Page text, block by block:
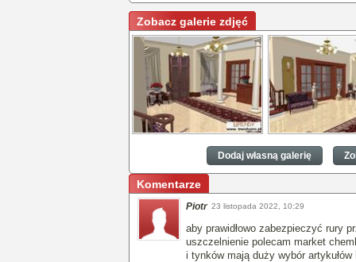
Zobacz galerie zdjęć
Dodaj własną galerię
Komentarze
Piotr 23 listopada 2022, 10:29
aby prawidłowo zabezpieczyć rury
uszczelnienie polecam market
i tynków mają duży wybór